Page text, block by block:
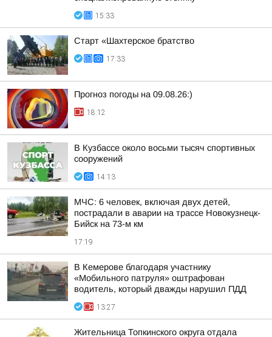
15:33
Старт «Шахтерское братство
17:33
Прогноз погоды на 09.08.26:)
18:12
В Кузбассе около восьми тысяч спортивных
сооружений
14:13
МЧС: 6 человек, включая двух детей,
пострадали в аварии на трассе Новокузнецк-
Бийск на 73-м км
17:19
В Кемерове благодаря участнику
«Мобильного патруля» оштрафован
водитель, который дважды нарушил ПДД
13:27
Жительница Топкинского округа отдала